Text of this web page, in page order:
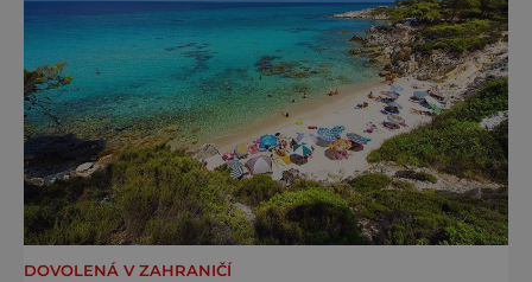
DOVOLENÁ V ZAHRANIČÍ